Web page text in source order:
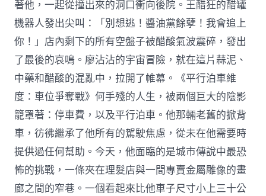
著他，一起從撞出來的洞口衝向後院。王醋狂的醋罐
機器人發出尖叫：「別想逃！醬油黨餘孽！我會追上
你！」店內剩下的所有空盤子被醋酸氣波震碎，發出
了最後的哀鳴。廖沾沾的宇宙冒險，就在這片蒜泥、
中藥和醋酸的混亂中，拉開了帷幕。《平行泊車維
度：車位爭奪戰》何手殘的人生，被兩個巨大的陰影
籠罩著：停車費，以及平行泊車。他那輛老舊的掀背
車，彷彿繼承了他所有的駕駛焦慮，從未在他需要時
提供過任何幫助。今天，他面臨的是城市傳說中最恐
怖的挑戰，一條夾在理髮店與一間專賣金屬雕像的畫
廊之間的窄巷。一個看起來比他車子尺寸小上三十公